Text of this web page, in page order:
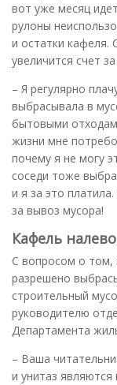
вот уже месяц
рулоны
и остатки кафеля.
увеличится счет
– Я регулярно
выбрасывала в
бытовыми
жизни мне
почему я не могу
соседи тоже
и я за это
за вывоз мусора!
Кафель
С вопросом о том,
разрешено
строительный
руководителю
Департамента
– Ваша
и унитаз